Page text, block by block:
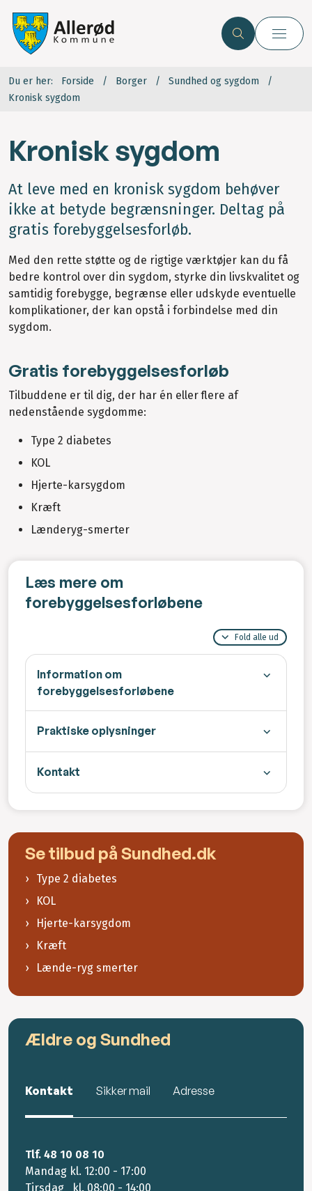
Du er her: Forside Borger
Sundhed og sygdom
Kronisk sygdom
Kronisk sygdom
At leve med en kronisk sygdom behøver
ikke at betyde begrænsninger. Deltag på
gratis forebyggelsesforløb.
Med den rette støtte og de rigtige værktøjer kan du få
bedre kontrol over din sygdom, styrke din livskvalitet og
samtidig forebygge, begrænse eller udskyde eventuelle
komplikationer, der kan opstå i forbindelse med din
sygdom.
Gratis forebyggelsesforløb
Tilbuddene er til dig, der har én eller flere af
nedenstående sygdomme:
Type 2 diabetes
KOL
Hjerte-karsygdom
Kræft
Lænderyg-smerter
Læs mere om
forebyggelsesforløbene
Fold alle ud
Information om
forebyggelsesforløbene
Praktiske oplysninger
Kontakt
Se tilbud på Sundhed.dk
Type 2 diabetes
KOL
Hjerte-karsygdom
Kræft
Lænde-ryg smerter
Ældre og Sundhed
Kontakt Sikker mail Adresse
Tlf. 48 10 08 10
Mandag kl. 12:00 - 17:00
Tirsdag kl. 08:00 - 14:00